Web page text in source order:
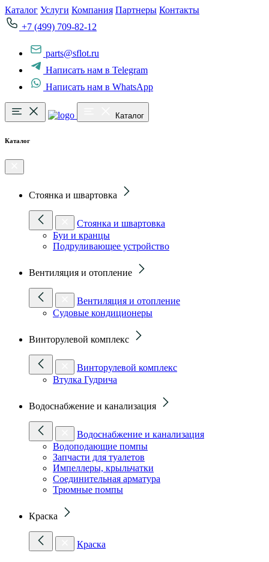
Каталог Услуги Компания Партнеры Контакты
+7 (499) 709-82-12
parts@sflot.ru
Написать нам в Telegram
Написать нам в WhatsApp
Каталог
Каталог
Стоянка и швартовка
Стоянка и швартовка
Буи и кранцы
Подруливающее устройство
Вентиляция и отопление
Вентиляция и отопление
Судовые кондиционеры
Винторулевой комплекс
Винторулевой комплекс
Втулка Гудрича
Водоснабжение и канализация
Водоснабжение и канализация
Водоподающие помпы
Запчасти для туалетов
Импеллеры, крыльчатки
Соединительная арматура
Трюмные помпы
Краска
Краска